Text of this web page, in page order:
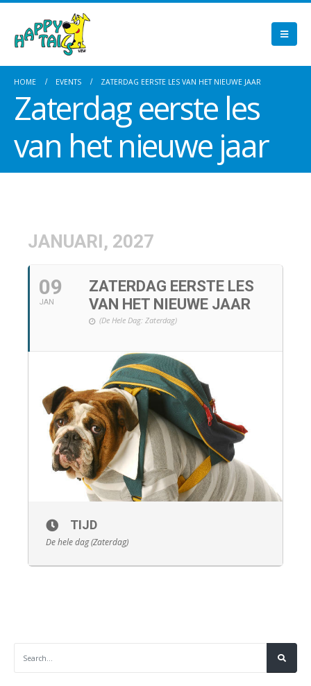
HOME EVENTS ZATERDAG EERSTE LES VAN HET NIEUWE JAAR
Zaterdag eerste les
van het nieuwe jaar
JANUARI, 2027
09
JAN
ZATERDAG EERSTE LES
VAN HET NIEUWE JAAR
(De Hele Dag: Zaterdag)
TIJD
De hele dag (Zaterdag)